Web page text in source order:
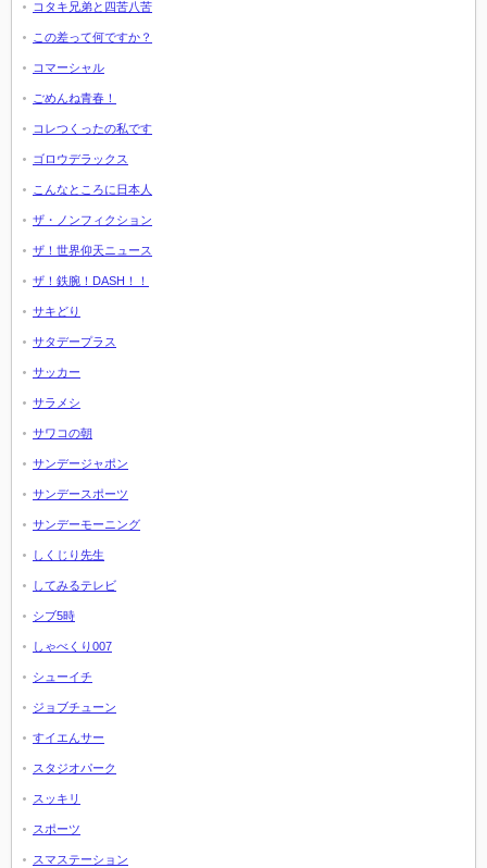
コタキ兄弟と四苦八苦
この差って何ですか？
コマーシャル
ごめんね青春！
コレつくったの私です
ゴロウデラックス
こんなところに日本人
ザ・ノンフィクション
ザ！世界仰天ニュース
ザ！鉄腕！DASH！！
サキどり
サタデープラス
サッカー
サラメシ
サワコの朝
サンデージャポン
サンデースポーツ
サンデーモーニング
しくじり先生
してみるテレビ
シブ5時
しゃべくり007
シューイチ
ジョブチューン
すイエんサー
スタジオパーク
スッキリ
スポーツ
スマステーション